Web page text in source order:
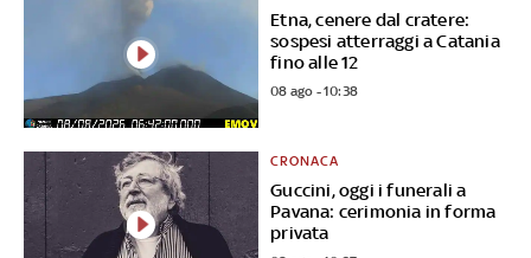
Etna, cenere dal cratere:
sospesi atterraggi a Catania
fino alle 12
08 ago - 10:38
Guccini, oggi i funerali a
Pavana: cerimonia in forma
privata
CRONACA